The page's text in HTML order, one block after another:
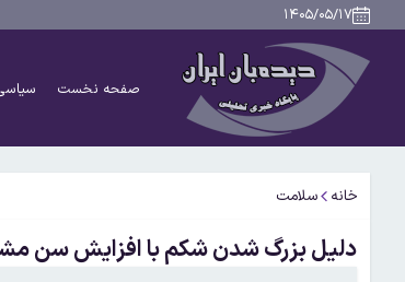
۱۴۰۵/۰۵/۱۷
صفحه نخست
خانه سلامت
دلیل بزرگ شدن شکم با افزایش